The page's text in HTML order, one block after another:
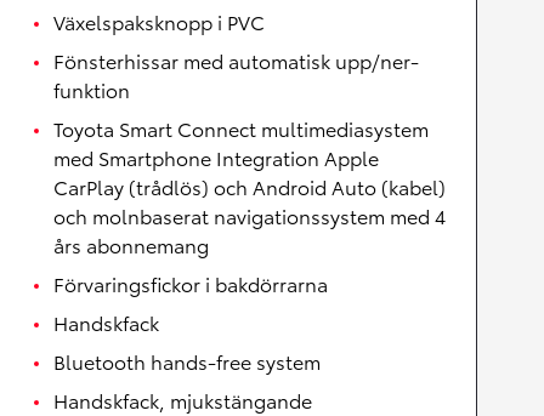
Växelspaksknopp i PVC
Fönsterhissar med automatisk upp/ner-
funktion
Toyota Smart Connect multimediasystem
med Smartphone Integration Apple
CarPlay (trådlös) och Android Auto (kabel)
och molnbaserat navigationssystem med 4
års abonnemang
Förvaringsfickor i bakdörrarna
Handskfack
Bluetooth hands-free system
Handskfack, mjukstängande